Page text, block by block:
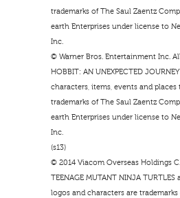
trademarks of The Saul Zaentz
earth Enterprises under license to
Inc.
© Warner Bros. Entertainment Inc.
HOBBIT: AN UNEXPECTED
characters, items, events and places
trademarks of The Saul Zaentz
earth Enterprises under license to
Inc.
(s13)
© 2014 Viacom Overseas Holdings
TEENAGE MUTANT NINJA
logos and characters are